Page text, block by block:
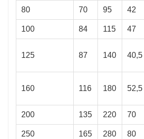
80 70 95 42
100 84 115 47
125 87 140 40,5
160 116 180 52,5
200 135 220 70
250 165 280 80